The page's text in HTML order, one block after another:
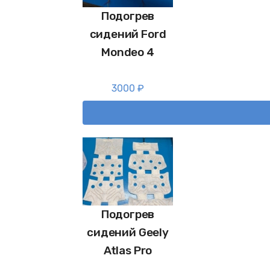
Подогрев
сидений Ford
Mondeo 4
3000 ₽
Подогрев
сидений Geely
Atlas Pro